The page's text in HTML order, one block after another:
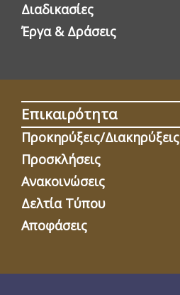
Διαδικασίες
Έργα & Δράσεις
Επικαιρότητα
Προκηρύξεις/Διακηρύξεις
Προσκλήσεις
Ανακοινώσεις
Δελτία Τύπου
Αποφάσεις